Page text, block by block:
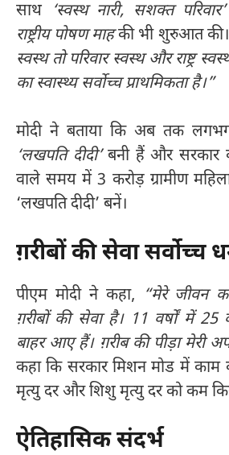
साथ ‘स्वस्थ नारी, सशक्त परिवार’
राष्ट्रीय पोषण माहकी भी शुरुआत की।
स्वस्थ तो परिवार स्वस्थ और राष्ट्र
का स्वास्थ्य सर्वोच्च प्राथमिकता है।”
मोदी ने बताया कि अब तक
‘लखपति दीदी’बनी हैं और सरकार
वाले समय में 3 करोड़ ग्रामीण
‘लखपति दीदी’ बनें।
ग़रीबों की सेवा सर्वोच्च
पीएम मोदी ने कहा, “मेरे जीवन
ग़रीबों की सेवा है। 11 वर्षों में 25
बाहर आए हैं। ग़रीब की पीड़ा मेरी
कहा कि सरकार मिशन मोड में काम
मृत्यु दर और शिशु मृत्यु दर को कम
ऐतिहासिक संदर्भ